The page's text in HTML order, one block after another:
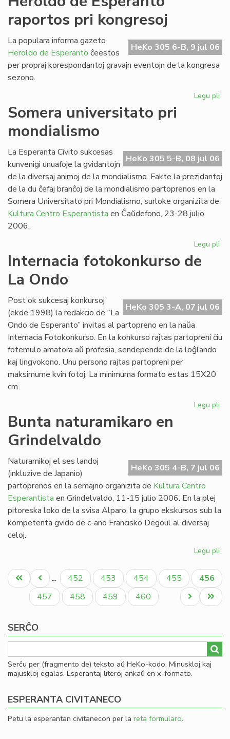
raportos pri kongresoj
HeKo 305 6-B, 9 jul 06
La populara informa gazeto
Heroldo de Esperanto ĉeestos
per propraj korespondantoj gravajn eventojn de la kongresa
sezono.
Legu pli
pri
Somera universitato pri
mondialismo
HeKo 305 5-B, 08 jul 06
La Esperanta Civito sukcesas
kunvenigi unuafoje la gvidantojn
de la diversaj animoj de la mondialismo. Fakte la prezidantoj
de la du ĉefaj branĉoj de la mondialismo partoprenos en la
Somera Universitato pri Mondialismo, surloke organizita de
Kultura Centro Esperantista en Ĉaŭdefono, 23-28 julio
2006.
Legu pli
Internacia fotokonkurso de
La Ondo
HeKo 305 3-A, 07 jul 06
Post ok sukcesaj konkursoj
(ekde 1998) la redakcio de “La
Ondo de Esperanto” invitas al partopreno en la naŭa
Internacia Fotokonkurso. En la konkurso rajtas partopreni ĉiu
fotemulo amatora aŭ profesia, sendepende de la loĝlando
kaj lingvokono. Unu persono rajtas partopreni per
maksimume kvin fotoj. La minimuma formato estas 15X20
cm.
Legu pli
Bunta naturamikaro en
Grindelvaldo
HeKo 305 4-B, 7 jul 06
Naturamikoj el ses landoj
(inkluzive de Japanio)
partoprenos en la semajno organizita de Kultura Centro
Esperantista en Grindelvaldo, 11-15 julio 2006. En la plej
pitoreska loko de la svisa Alparo, la grupo ekskursos sub la
kompetenta gvido de c-ano Francisko Degoul al diversaj
celoj.
Legu pli
en
Pagination
Unua
paĝo
Antaŭa
paĝo
… Paĝo
452 Paĝo
453 Paĝo
454 Paĝo
455
Aktuala
paĝo
456
Paĝo
457 Paĝo
458 Paĝo
459 Paĝo
460
Last
page
Next
page
SERĈO
Serĉu per (fragmento de) teksto aŭ HeKo-kodo. Minuskloj kaj
majuskloj egalas. Esperantaj literoj ankaŭ en x-formato.
ESPERANTA CIVITANECO
Petu la esperantan civitanecon per la reta formularo.